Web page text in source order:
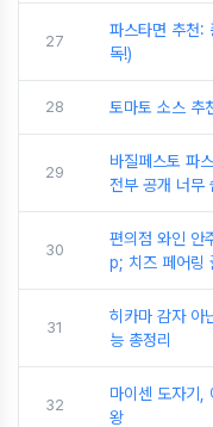
27
파스타면 추천:
독!)
28 토마토 소스 추
29
바질페스토 파
전부 공개 너무
30
편의점 와인 안
p; 치즈 페어링
31
히카마 감자 아
능 총정리
32
마이센 도자기,
왕